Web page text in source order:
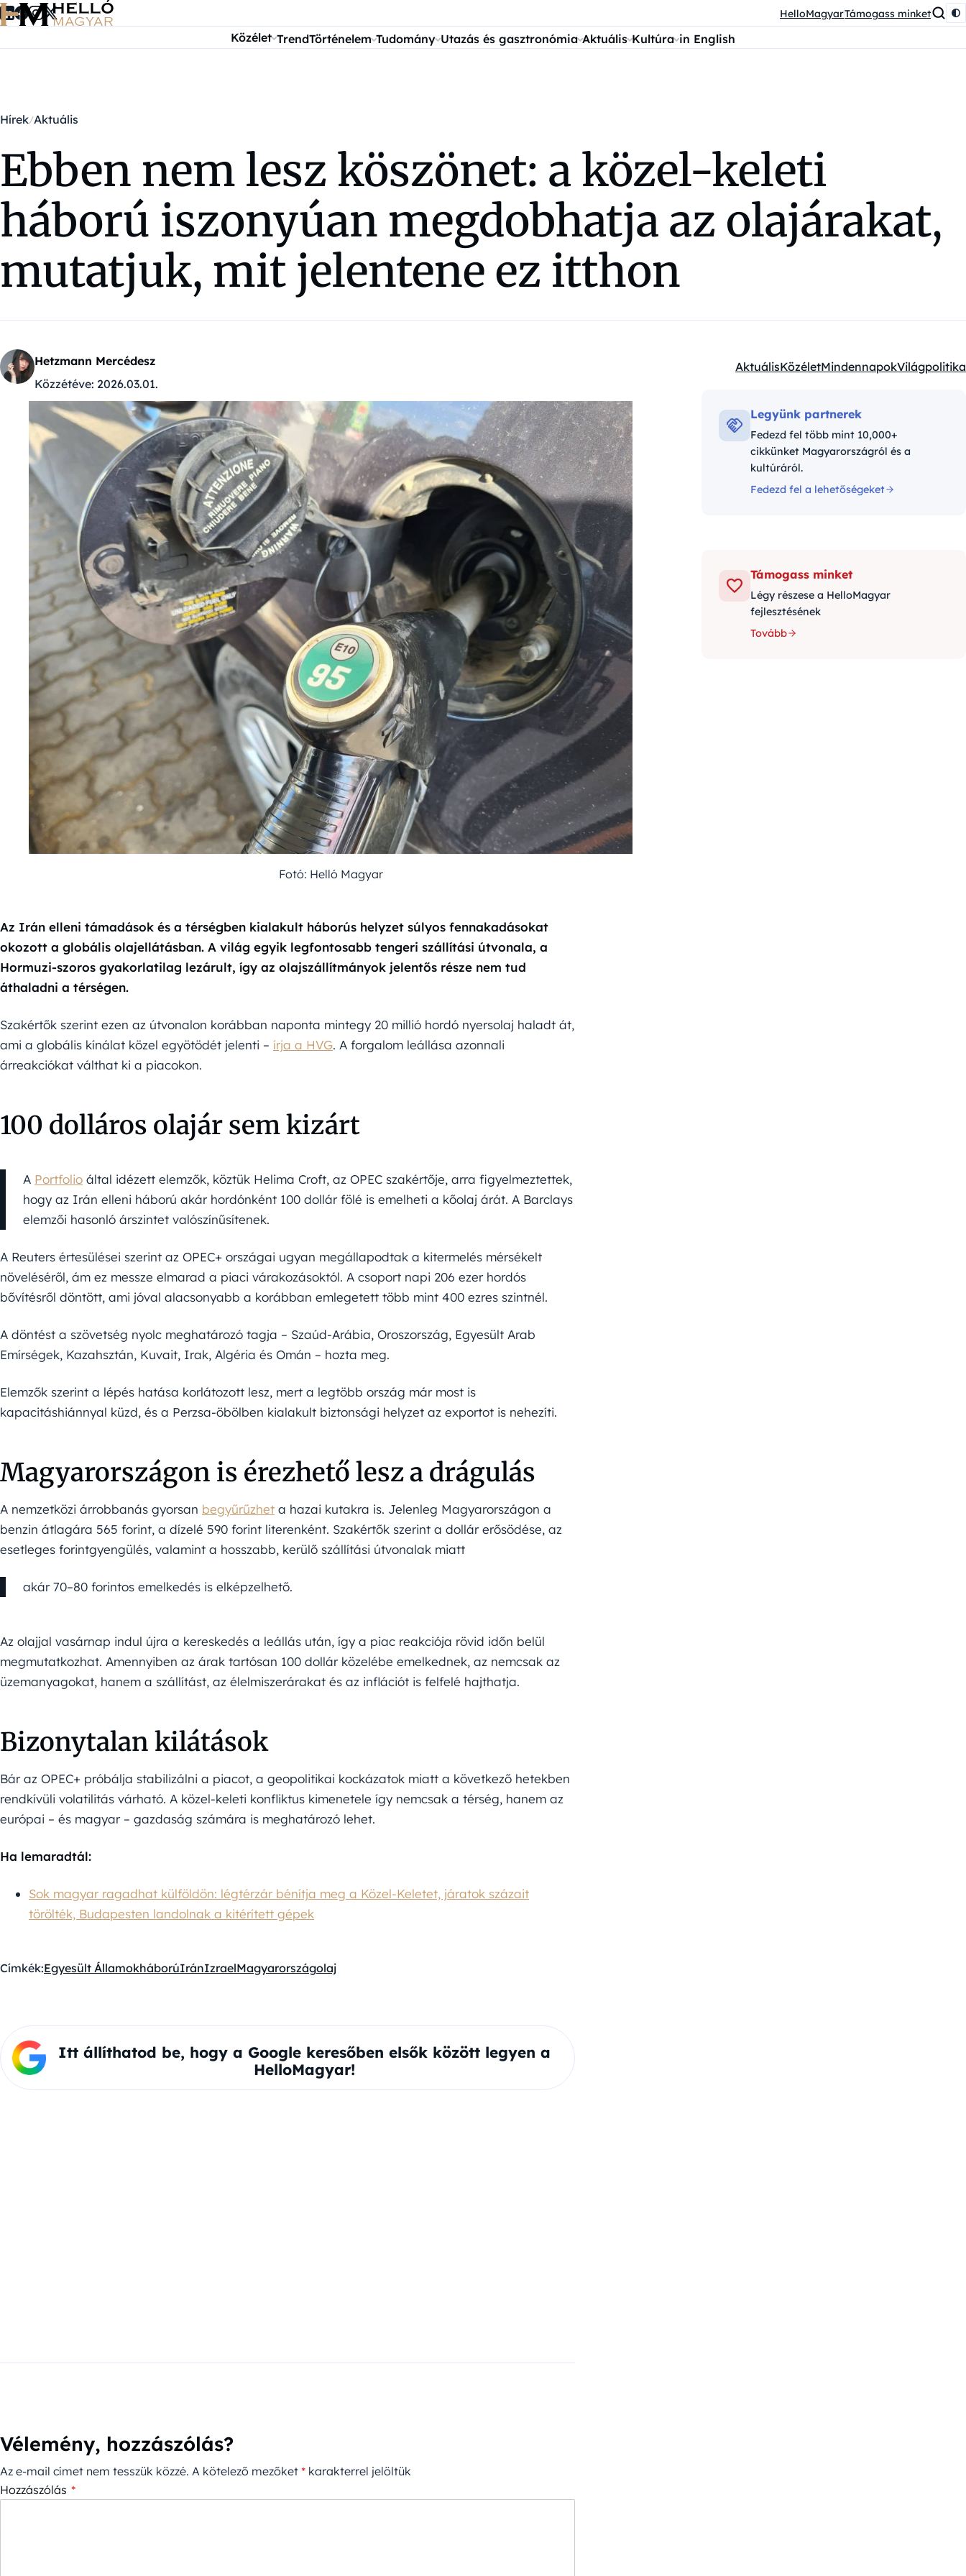
Ugrás a tartalomra HelloMagyarTámogass minket
Közélet TrendTörténelem Tudomány Utazás és gasztronómia Aktuális Kultúra in English
Hírek Aktuális
Ebben nem lesz köszönet: a közel-keleti
háború iszonyúan megdobhatja az olajárakat,
mutatjuk, mit jelentene ez itthon
Hetzmann Mercédesz
Közzétéve: 2026.03.01.
Kategóriák:
AktuálisKözéletMindennapokVilágpolitika
Fotó: Helló Magyar
Az Irán elleni támadások és a térségben kialakult háborús helyzet súlyos fennakadásokat
okozott a globális olajellátásban. A világ egyik legfontosabb tengeri szállítási útvonala, a
Hormuzi-szoros gyakorlatilag lezárult, így az olajszállítmányok jelentős része nem tud
áthaladni a térségen.
Szakértők szerint ezen az útvonalon korábban naponta mintegy 20 millió hordó nyersolaj haladt át,
ami a globális kínálat közel egyötödét jelenti – írja a HVG. A forgalom leállása azonnali
árreakciókat válthat ki a piacokon.
100 dolláros olajár sem kizárt
A Portfolio által idézett elemzők, köztük Helima Croft, az OPEC szakértője, arra figyelmeztettek,
hogy az Irán elleni háború akár hordónként 100 dollár fölé is emelheti a kőolaj árát. A Barclays
elemzői hasonló árszintet valószínűsítenek.
A Reuters értesülései szerint az OPEC+ országai ugyan megállapodtak a kitermelés mérsékelt
növeléséről, ám ez messze elmarad a piaci várakozásoktól. A csoport napi 206 ezer hordós
bővítésről döntött, ami jóval alacsonyabb a korábban emlegetett több mint 400 ezres szintnél.
A döntést a szövetség nyolc meghatározó tagja – Szaúd-Arábia, Oroszország, Egyesült Arab
Emírségek, Kazahsztán, Kuvait, Irak, Algéria és Omán – hozta meg.
Elemzők szerint a lépés hatása korlátozott lesz, mert a legtöbb ország már most is
kapacitáshiánnyal küzd, és a Perzsa-öbölben kialakult biztonsági helyzet az exportot is nehezíti.
Magyarországon is érezhető lesz a drágulás
A nemzetközi árrobbanás gyorsan begyűrűzhet a hazai kutakra is. Jelenleg Magyarországon a
benzin átlagára 565 forint, a dízelé 590 forint literenként. Szakértők szerint a dollár erősödése, az
esetleges forintgyengülés, valamint a hosszabb, kerülő szállítási útvonalak miatt
akár 70–80 forintos emelkedés is elképzelhető.
Az olajjal vasárnap indul újra a kereskedés a leállás után, így a piac reakciója rövid időn belül
megmutatkozhat. Amennyiben az árak tartósan 100 dollár közelébe emelkednek, az nemcsak az
üzemanyagokat, hanem a szállítást, az élelmiszerárakat és az inflációt is felfelé hajthatja.
Bizonytalan kilátások
Bár az OPEC+ próbálja stabilizálni a piacot, a geopolitikai kockázatok miatt a következő hetekben
rendkívüli volatilitás várható. A közel-keleti konfliktus kimenetele így nemcsak a térség, hanem az
európai – és magyar – gazdaság számára is meghatározó lehet.
Ha lemaradtál:
Sok magyar ragadhat külföldön: légtérzár bénítja meg a Közel-Keletet, járatok százait
törölték, Budapesten landolnak a kitérített gépek
Címkék:Egyesült ÁllamokháborúIránIzraelMagyarországolaj
Itt állíthatod be, hogy a Google keresőben elsők között legyen a
HelloMagyar!
Vélemény, hozzászólás?
Az e-mail címet nem tesszük közzé. A kötelező mezőket * karakterrel jelöltük
Hozzászólás *
Legyünk partnerek
Fedezd fel több mint 10,000+
cikkünket Magyarországról és a
kultúráról.
Fedezd fel a lehetőségeket
Támogass minket
Légy részese a HelloMagyar
fejlesztésének
Tovább